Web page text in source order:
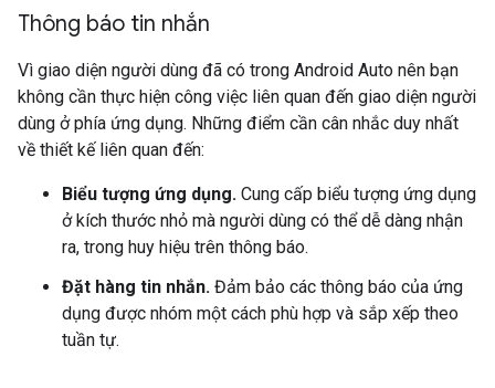
Thông báo tin nhắn
Vì giao diện người dùng đã có trong Android Auto nên bạn
không cần thực hiện công việc liên quan đến giao diện người
dùng ở phía ứng dụng. Những điểm cần cân nhắc duy nhất
về thiết kế liên quan đến:
Biểu tượng ứng dụng. Cung cấp biểu tượng ứng dụng
ở kích thước nhỏ mà người dùng có thể dễ dàng nhận
ra, trong huy hiệu trên thông báo.
Đặt hàng tin nhắn. Đảm bảo các thông báo của ứng
dụng được nhóm một cách phù hợp và sắp xếp theo
tuần tự.